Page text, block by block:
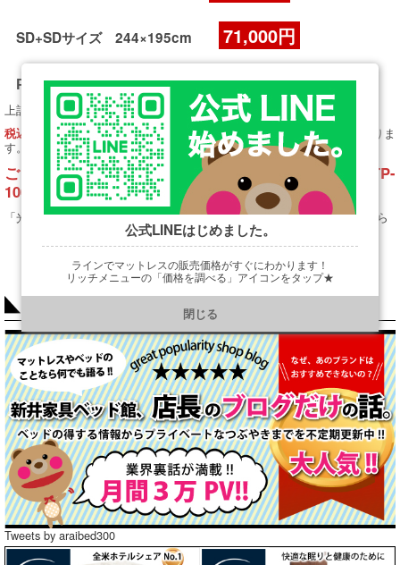
SD+SDサイズ 244×195cm 71,000円
PS+Q1サイズ 247×195cm 71,000円
上記の金額が販売価格となっております。
税込・送料込!!（北海道、沖縄その他離島は別途送料がかかることがありま
す。お問い合わせください。）
ご注文は下の 光電子リバースリープ Ｈ3.5 TP-
1000 専用ご注文ページよりお願いします！！
「光電子リバースリープ Ｈ3.5 TP-1000 ご注文ページ」はこちらから
Tweets by araibed300
公式LINEはじめました。
ラインでマットレスの販売価格がすぐにわかります！
リッチメニューの「価格を調べる」アイコンをタップ★
https://line.me/R/ti/p/@901ptzjz
閉じる